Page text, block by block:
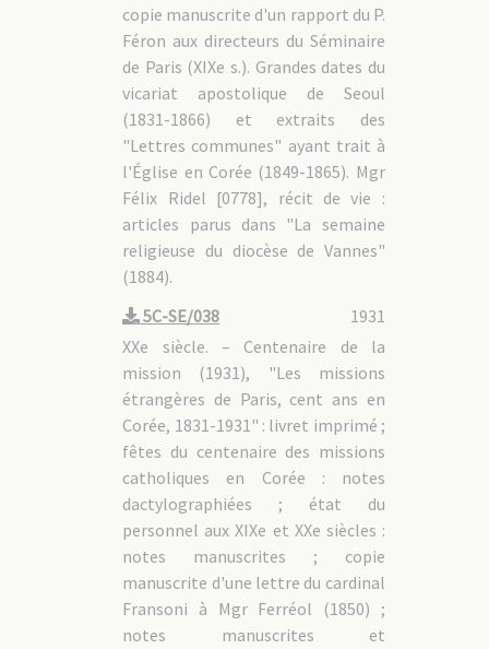
copie manuscrite d'un rapport du P.
Féron aux directeurs du Séminaire
de Paris (XIXe s.). Grandes dates du
vicariat apostolique de Seoul
(1831-1866) et extraits des
"Lettres communes" ayant trait à
l'Église en Corée (1849-1865). Mgr
Félix Ridel [0778], récit de vie :
articles parus dans "La semaine
religieuse du diocèse de Vannes"
(1884).
5C-SE/038
1931
XXe siècle. – Centenaire de la
mission (1931), "Les missions
étrangères de Paris, cent ans en
Corée, 1831-1931" : livret imprimé ;
fêtes du centenaire des missions
catholiques en Corée : notes
dactylographiées ; état du
personnel aux XIXe et XXe siècles :
notes manuscrites ; copie
manuscrite d'une lettre du cardinal
Fransoni à Mgr Ferréol (1850) ;
notes manuscrites et